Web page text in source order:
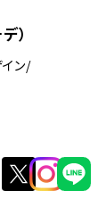
）
ン/